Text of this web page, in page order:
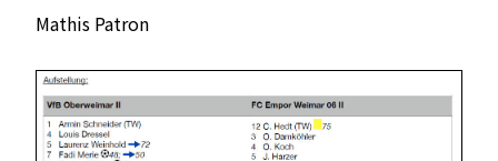
Mathis Patron